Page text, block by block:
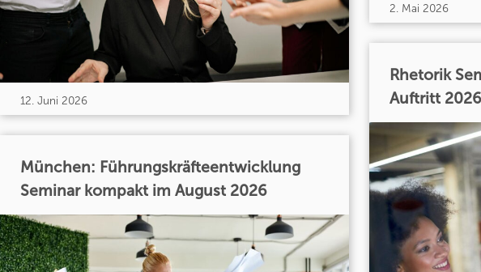
12. Juni 2026
München: Führungskräfteentwicklung
Seminar kompakt im August 2026
2. Mai 2026
Rhetorik
Auftritt 2026